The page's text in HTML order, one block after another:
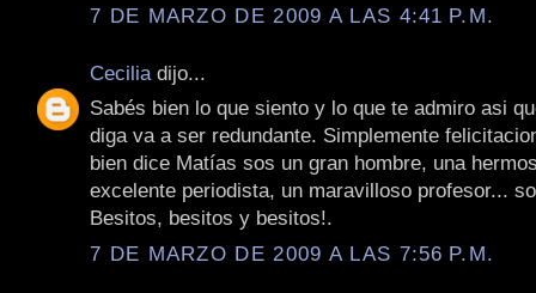
7 DE MARZO DE 2009 A LAS 4:41 P.M.
Cecilia dijo...
Sabés bien lo que siento y lo que te admiro asi
diga va a ser redundante. Simplemente
bien dice Matías sos un gran hombre, una
excelente periodista, un maravilloso profesor...
Besitos, besitos y besitos!.
7 DE MARZO DE 2009 A LAS 7:56 P.M.